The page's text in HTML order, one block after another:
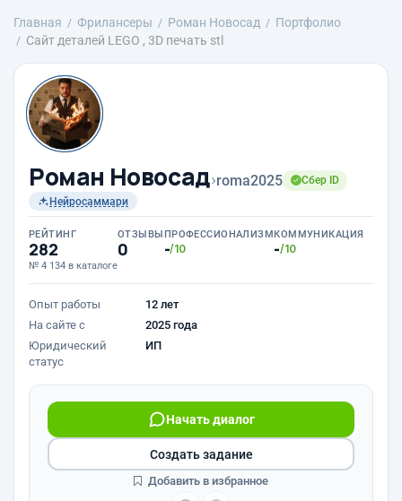
Главная Фрилансеры Роман Новосад
Портфолио
Сайт деталей LEGO , 3D печать stl
Роман Новосад›roma2025
Сбер ID
Нейросаммари
РЕЙТИНГ
282
№ 4 134 в каталоге
ОТЗЫВЫ
0
ПРОФЕССИОНАЛИЗМ
-/10
КОММУНИКАЦИЯ
-/10
Опыт работы
12 лет
На сайте с
2025 года
Юридический
статус
ИП
Начать диалог
Создать задание
Добавить в избранное